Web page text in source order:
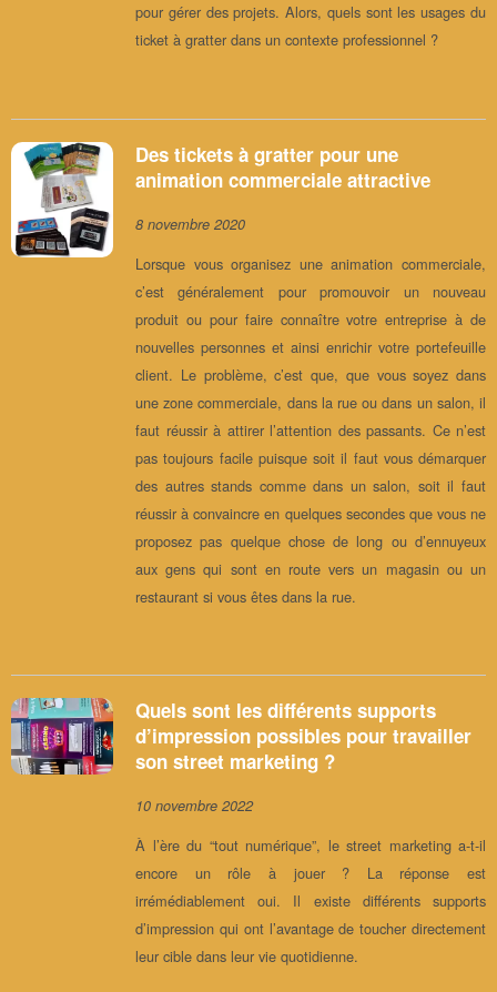
pour gérer des projets. Alors, quels sont les usages du
ticket à gratter dans un contexte professionnel ?
Des tickets à gratter pour une
animation commerciale attractive
8 novembre 2020
Lorsque vous organisez une animation commerciale,
c’est généralement pour promouvoir un nouveau
produit ou pour faire connaître votre entreprise à de
nouvelles personnes et ainsi enrichir votre portefeuille
client. Le problème, c’est que, que vous soyez dans
une zone commerciale, dans la rue ou dans un salon, il
faut réussir à attirer l’attention des passants. Ce n’est
pas toujours facile puisque soit il faut vous démarquer
des autres stands comme dans un salon, soit il faut
réussir à convaincre en quelques secondes que vous ne
proposez pas quelque chose de long ou d’ennuyeux
aux gens qui sont en route vers un magasin ou un
restaurant si vous êtes dans la rue.
Quels sont les différents supports
d’impression possibles pour travailler
son street marketing ?
10 novembre 2022
À l’ère du “tout numérique”, le street marketing a-t-il
encore un rôle à jouer ? La réponse est
irrémédiablement oui. Il existe différents supports
d’impression qui ont l’avantage de toucher directement
leur cible dans leur vie quotidienne.